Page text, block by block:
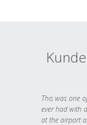
This was one
ever had with
at the airport